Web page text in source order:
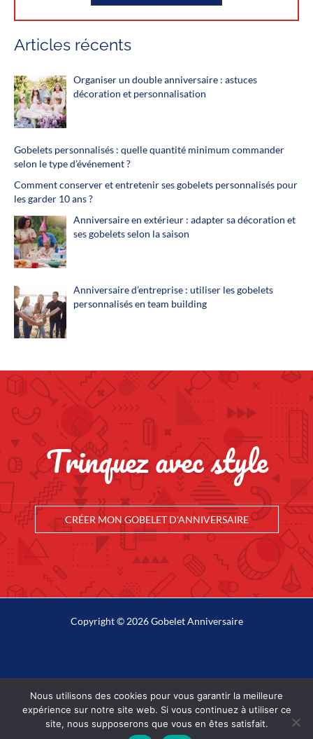
Articles récents
Organiser un double anniversaire : astuces
décoration et personnalisation
Gobelets personnalisés : quelle quantité minimum commander
selon le type d’événement ?
Comment conserver et entretenir ses gobelets personnalisés pour
les garder 10 ans ?
Anniversaire en extérieur : adapter sa décoration et
ses gobelets selon la saison
Anniversaire d’entreprise : utiliser les gobelets
personnalisés en team building
Trinquez avec style
CRÉER MON GOBELET D'ANNIVERSAIRE
Copyright © 2026 Gobelet Anniversaire
Plan du site
Retour
Nous utilisons des cookies pour vous garantir la meilleure
expérience sur notre site web. Si vous continuez à utiliser ce
site, nous supposerons que vous en êtes satisfait.